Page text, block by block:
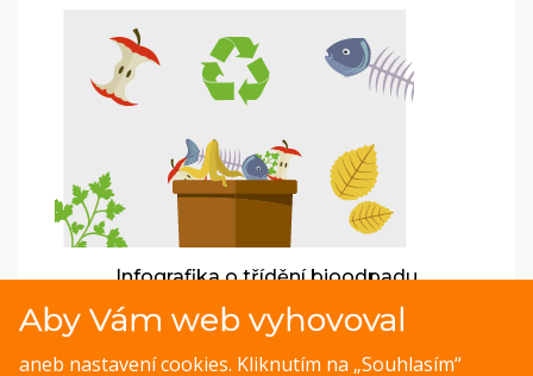
Infografika o třídění bioodpadu
Jak jste na tom s tříděním bioodpadu? Víte, co do něj
Aby Vám web vyhovoval
aneb nastavení cookies. Kliknutím na „Souhlasím“